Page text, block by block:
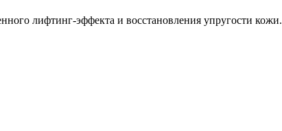
лифтинг-эффекта и восстановления упругости кожи.